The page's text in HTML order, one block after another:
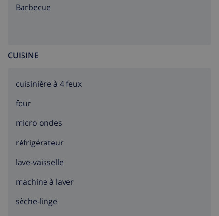
barbecue
CUISINE
cuisinière à 4 feux
four
micro ondes
réfrigérateur
lave-vaisselle
machine à laver
sèche-linge